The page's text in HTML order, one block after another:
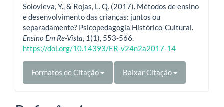
Solovieva, Y., & Rojas, L. Q. (2017). Métodos de ensino
e desenvolvimento das crianças: juntos ou
separadamente? Psicopedagogia Histórico-Cultural.
Ensino Em Re-Vista 1(1), 553-566.
https://doi.org/10.14393/ER-v24n2a2017-14
Formatos de Citação Baixar Citação